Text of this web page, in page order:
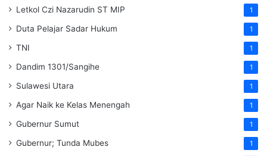
Letkol Czi Nazarudin ST MIP 1
Duta Pelajar Sadar Hukum 1
TNI 1
Dandim 1301/Sangihe 1
Sulawesi Utara 1
Agar Naik ke Kelas Menengah 1
Gubernur Sumut 1
Gubernur; Tunda Mubes 1